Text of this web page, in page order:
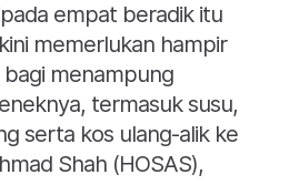
empat beradik itu
memerlukan hampir
bagi menampung
termasuk susu,
serta kos ulang-alik ke
Shah (HOSAS),